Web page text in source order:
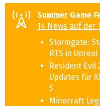
Summer Game
14 News auf der
Stormgate:
RTS in
Resident Evil
Updates für
5
Minecraft